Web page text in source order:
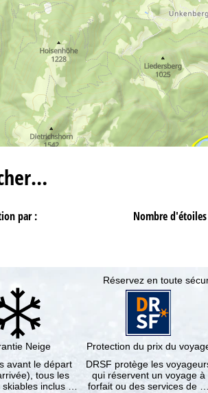
par : Nombre d'étoiles
Réservez en toute
Neige
avant le départ
tous les
skiables inclus …
Protection du prix du
DRSF protège les
qui réservent un voyage à
forfait ou des services de …